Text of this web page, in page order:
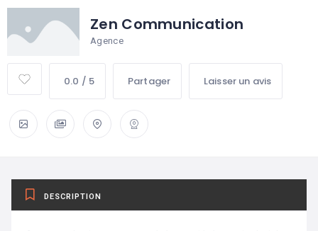
Zen Communication
Agence
0.0 / 5 Partager Laisser un avis
DESCRIPTION